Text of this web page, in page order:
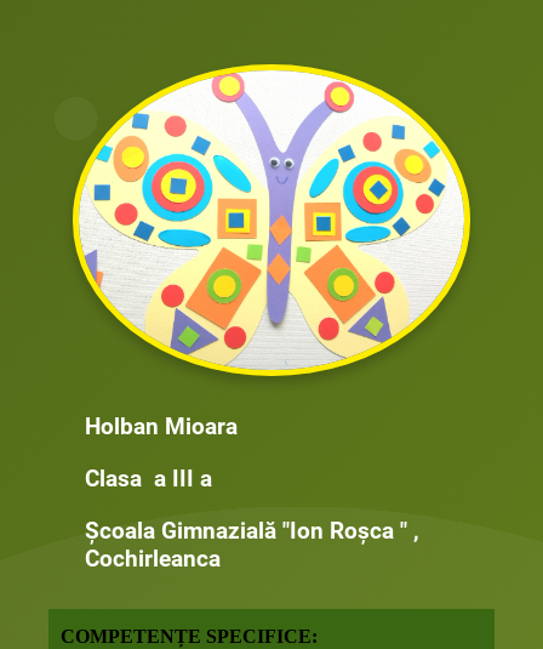
Holban Mioara
Clasa a III a
Școala Gimnazială "Ion Roșca " ,
Cochirleanca
COMPETENȚE SPECIFICE: